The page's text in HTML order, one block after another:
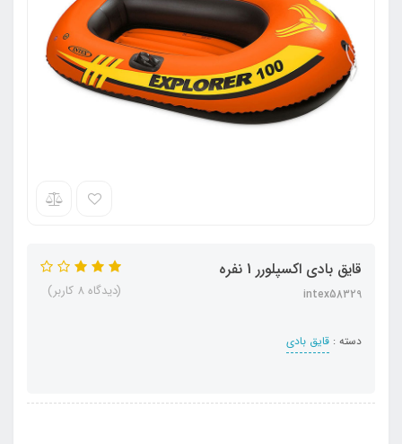
قایق بادی اکسپلورر 1 نفره
intex58329
دسته : قایق بادی
(دیدگاه 8 کاربر)